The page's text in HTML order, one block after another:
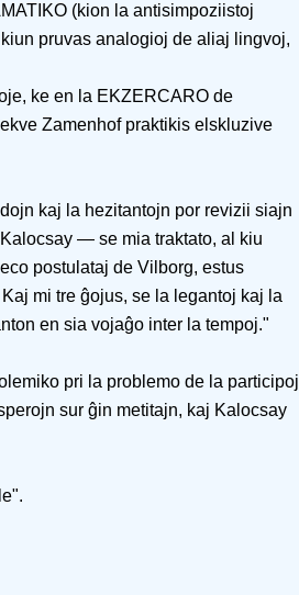
(kion la antisimpoziistoj
pruvas analogioj de aliaj lingvoj,
ke en la EKZERCARO de
Zamenhof praktikis elskluzive
kaj la hezitantojn por revizii siajn
— se mia traktato, al kiu
postulataj de Vilborg, estus
mi tre ĝojus, se la legantoj kaj la
en sia vojaĝo inter la tempoj."
pri la problemo de la participoj
sur ĝin metitajn, kaj Kalocsay